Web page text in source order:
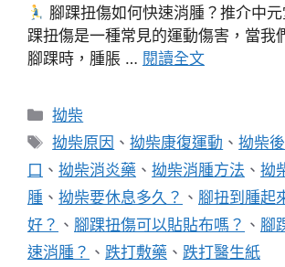
腳踝扭傷如何快速消腫？推介中
踝扭傷是一種常見的運動傷害，當我
腳踝時，腫脹 … 閱讀全文
分
類
拗柴
標
籤
拗柴原因 、拗柴康復運動 、拗柴
口 、 拗柴消炎藥 、 拗柴消腫方法 、 拗
腫 、 拗柴要休息多久？ 、 腳扭到腫起
好？ 、 腳踝扭傷可以貼貼布嗎？ 、 腳
速消腫？ 、 跌打敷藥 、 跌打醫生紙